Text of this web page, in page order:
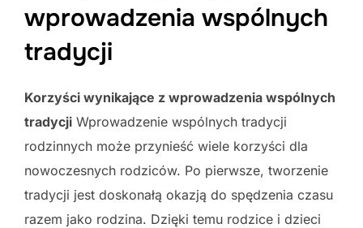
wprowadzenia wspólnych
tradycji
Korzyści wynikające z wprowadzenia wspólnych
tradycji Wprowadzenie wspólnych tradycji
rodzinnych może przynieść wiele korzyści dla
nowoczesnych rodziców. Po pierwsze, tworzenie
tradycji jest doskonałą okazją do spędzenia czasu
razem jako rodzina. Dzięki temu rodzice i dzieci